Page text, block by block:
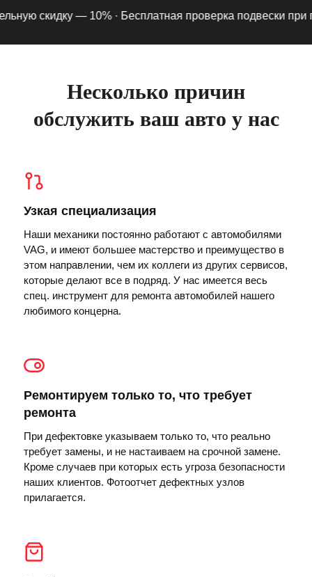
скидку — 10% ·Бесплатная проверка подвески при
Несколько причин
обслужить ваш авто у нас
Узкая специализация
Наши механики постоянно работают с автомобилями
VAG, и имеют большее мастерство и преимущество в
этом направлении, чем их коллеги из других сервисов,
которые делают все в подряд. У нас имеется весь
спец. инструмент для ремонта автомобилей нашего
любимого концерна.
Ремонтируем только то, что требует
ремонта
При дефектовке указываем только то, что реально
требует замены, и не настаиваем на срочной замене.
Кроме случаев при которых есть угроза безопасности
наших клиентов. Фотоотчет дефектных узлов
прилагается.